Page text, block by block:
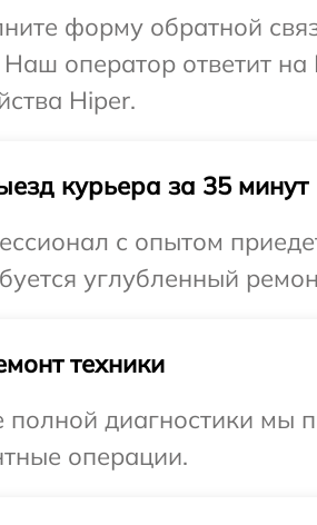
форму обратной
Наш оператор ответит
Hiper.
курьера за 35 минут
с опытом
углубленный
техники
полной диагностики мы
операции.